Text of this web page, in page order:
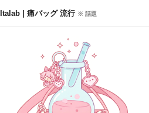
Italab | 痛バッグ 流行 ※ 話題